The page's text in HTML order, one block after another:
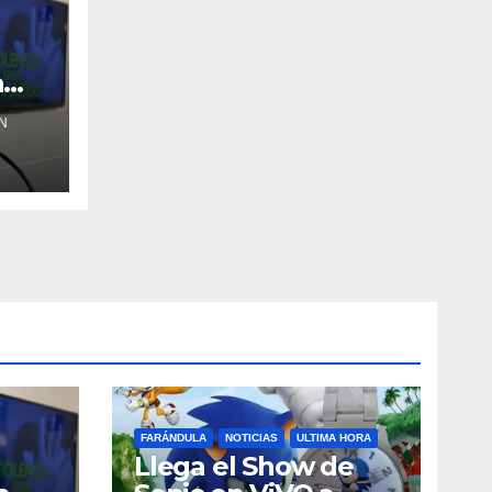
FARÁNDULA NOTICIAS ULTIMA HORA
Llega el Show de